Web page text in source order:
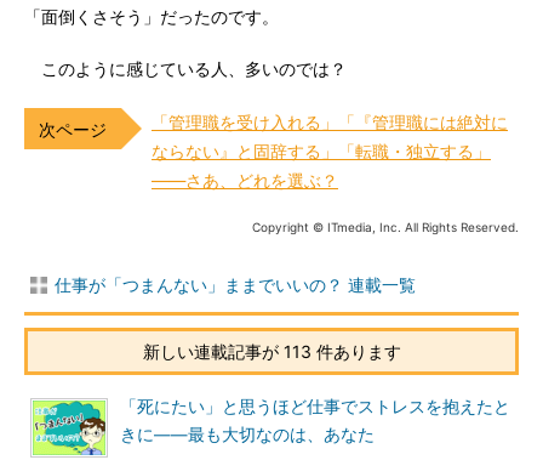
「面倒くさそう」だったのです。
このように感じている人、多いのでは？
「管理職を受け入れる」「『管理職には絶対に
ならない』と固辞する」「転職・独立する」
――さあ、どれを選ぶ？
Copyright © ITmedia, Inc. All Rights Reserved.
仕事が「つまんない」ままでいいの？ 連載一覧
新しい連載記事が 113 件あります
「死にたい」と思うほど仕事でストレスを抱えたと
きに――最も大切なのは、あなた